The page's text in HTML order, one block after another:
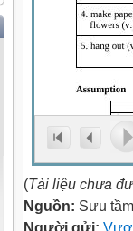
(Tài liệu chưa
Nguồn: Sưu tầm
Người gửi: